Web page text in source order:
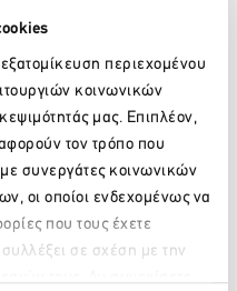
περιεχομένου
κοινωνικών
μας. Επιπλέον,
τον τρόπο που
με συνεργάτες κοινωνικών
οι οποίοι ενδεχομένως να
που τους έχετε
σε σχέση με την
την απαράμιλλη